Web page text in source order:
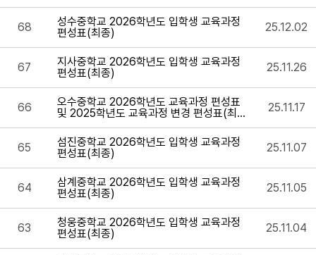
68
성수중학교 2026학년도 입학생 교육과정
편성표(최종)
25.12.02
67
지사중학교 2026학년도 입학생 교육과정
편성표(최종)
25.11.26
66
오수중학교 2026학년도 교육과정 편성표
및 2025학년도 교육과정 변경 편성표(최
종)
25.11.17
65
섬진중학교 2026학년도 입학생 교육과정
편성표(최종)
25.11.07
64
삼계중학교 2026학년도 입학생 교육과정
편성표(최종)
25.11.05
63
청웅중학교 2026학년도 입학생 교육과정
편성표(최종)
25.11.04